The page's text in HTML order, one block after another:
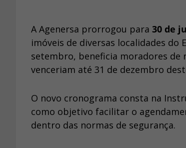
A Agenersa prorrogou para 30 de
imóveis de diversas localidades do
setembro, beneficia moradores de
venceriam até 31 de dezembro
O novo cronograma consta na
como objetivo facilitar o
dentro das normas de segurança.